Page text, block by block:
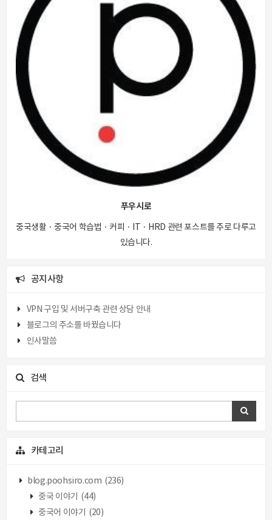
푸우시로
중국생활 · 중국어 학습법 · 커피 · IT · HRD 관련 포스트를 주로 다루고
있습니다.
공지사항
VPN 구입 및 서버구축 관련 상담 안내
블로그의 주소를 바꿨습니다
인사말씀
검색
카테고리
blog.poohsiro.com (236)
중국 이야기
(44)
중국어 이야기
(20)